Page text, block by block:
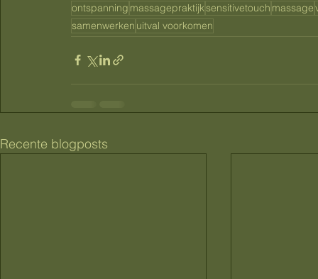
ontspanning massagepraktijksensitivetouch massage
samenwerken uitval voorkomen
Recente blogposts